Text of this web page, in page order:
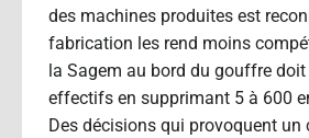
des machines produites est
fabrication les rend moins
la Sagem au bord du gouffre doit
effectifs en supprimant 5 à 600
Des décisions qui provoquent un